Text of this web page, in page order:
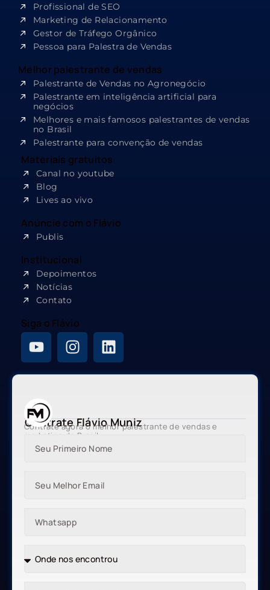
Profissional de SEO
Marketing de Relacionamento
Gestor de Tráfego Orgânico
Pessoa para Palestra de Vendas
Melhor palestrante de vendas
Palestrante de Vendas no Agronegócio
Palestrante em inteligência artificial para
negócios
Melhores e mais famosos palestrantes de vendas
no Brasil
Palestrante para convenção de vendas
Materiais gratuitos
Canal no youtube
Blog
Lives ao vivo
Anúncie com o Flávio
Publis
Institucional
Depoimentos
Notícias
Contato
Siga o Flávio
Contrate Flávio Muniz
Contrate agora o melhor palestrante de vendas e
marketing do Brasil